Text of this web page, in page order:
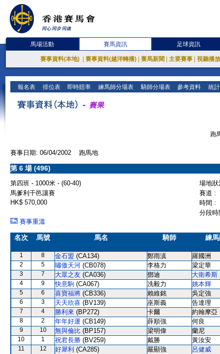
馬場活動 賽馬資訊 足球資訊
賽事資料(本地) 賽事資料(越洋轉播) 賽馬新聞 主要賽事 視聽播
報名表 排位表 即時賠率 練馬師分場表 騎師分場表 參考資料 統
跑
賽事日期: 06/04/2002 跑馬地
第 6 場 (496)
第四班 - 1000米 - (60-40)
場地
馬爹利干邑讓賽
賽道 :
HK$ 570,000
時間 :
分段
賽事重溫
名次 馬號 馬名 騎師 練
1 8 金石盟 (CA134) 鄭雨滇 羅國洲
2 5 嘯傲天河 (CB078) 李格力 梁定華
3 7 大眾之友 (CA036) 鄧迪 大衛希斯
4 9 快意駒 (CA067) 冼毅力 姚本輝
5 6 喜寶福將 (CB336) 賴維銘 吳定強
6 3 天天欣喜 (BV139) 巫斯義 告達理
7 4 勝利來 (BP272) 卡爾 約翰摩亞
8 2 年年好運 (CB149) 薛順強 何良
9 10 無與倫比 (BP157) 梁明偉 蘭尼
10 1 祝君長勝 (BV259) 戴勝 黃汝安
11 12 好犀利 (CA285) 嚴顯強 呂健威